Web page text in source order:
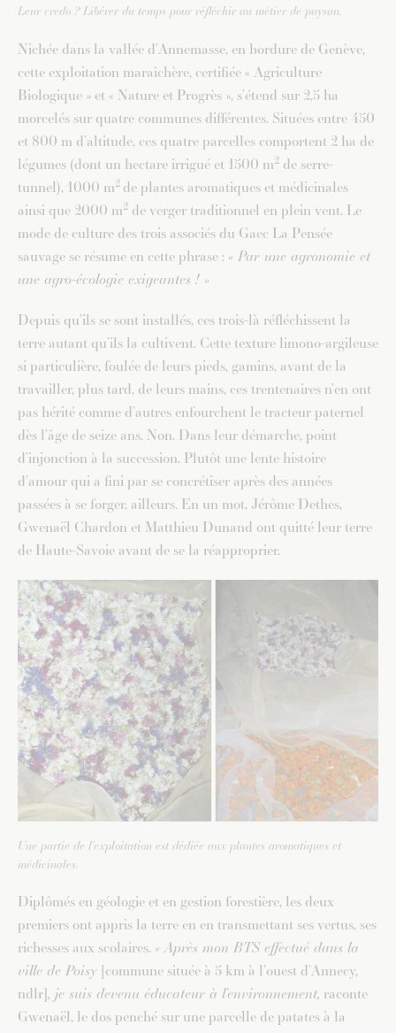
Leur credo ? Libérer du temps pour réfléchir au métier de paysan.
Nichée dans la vallée d’Annemasse, en bordure de Genève,
cette exploitation maraîchère, certifiée « Agriculture
Biologique » et « Nature et Progrès », s’étend sur 2,5 ha
morcelés sur quatre communes différentes. Situées entre 450
et 800 m d’altitude, ces quatre parcelles comportent 2 ha de
légumes (dont un hectare irrigué et 1500 m2 de serre-
tunnel), 1000 m2 de plantes aromatiques et médicinales
ainsi que 2000 m2 de verger traditionnel en plein vent. Le
mode de culture des trois associés du Gaec La Pensée
sauvage se résume en cette phrase : « Par une agronomie et
une agro-écologie exigeantes ! »
Depuis qu’ils se sont installés, ces trois-là réfléchissent la
terre autant qu’ils la cultivent. Cette texture limono-argileuse
si particulière, foulée de leurs pieds, gamins, avant de la
travailler, plus tard, de leurs mains, ces trentenaires n’en ont
pas hérité comme d’autres enfourchent le tracteur paternel
dès l’âge de seize ans. Non. Dans leur démarche, point
d’injonction à la succession. Plutôt une lente histoire
d’amour qui a fini par se concrétiser après des années
passées à se forger, ailleurs. En un mot, Jérôme Dethes,
Gwenaël Chardon et Matthieu Dunand ont quitté leur terre
de Haute-Savoie avant de se la réapproprier.
Une partie de l’exploitation est dédiée aux plantes aromatiques et
médicinales.
Diplômés en géologie et en gestion forestière, les deux
premiers ont appris la terre en en transmettant ses vertus, ses
richesses aux scolaires. « Après mon BTS effectué dans la
ville de Poisy [commune située à 5 km à l’ouest d’Annecy,
ndlr], je suis devenu éducateur à l’environnement, raconte
Gwenaël, le dos penché sur une parcelle de patates à la